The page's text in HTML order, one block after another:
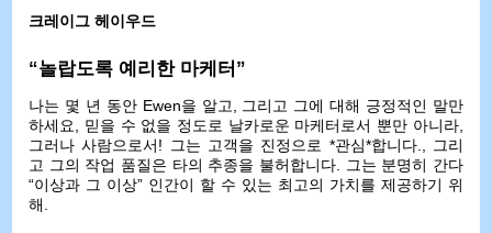
크레이그 헤이우드
“놀랍도록 예리한 마케터”
나는 몇 년 동안 Ewen을 알고, 그리고 그에 대해 긍정적인 말만
하세요, 믿을 수 없을 정도로 날카로운 마케터로서 뿐만 아니라,
그러나 사람으로서! 그는 고객을 진정으로 *관심*합니다., 그리
고 그의 작업 품질은 타의 추종을 불허합니다. 그는 분명히 간다
“이상과 그 이상” 인간이 할 수 있는 최고의 가치를 제공하기 위
해.